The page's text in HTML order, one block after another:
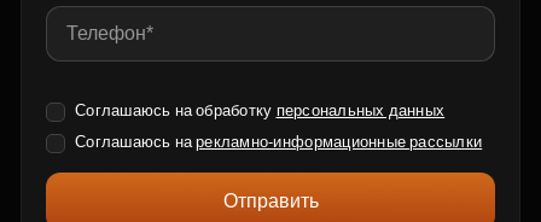
Соглашаюсь на обработку персональных данных
Соглашаюсь нарекламно-информационные рассылки
Отправить